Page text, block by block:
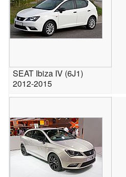
SEAT Ibiza IV (6J1)
2012-2015